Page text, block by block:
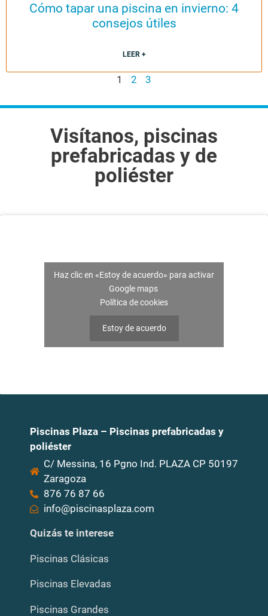
Cómo tapar una piscina en invierno: 4
consejos útiles
LEER +
1 2 3
Visítanos, piscinas
prefabricadas y de
poliéster
Haz clic en «Estoy de acuerdo» para activar
Google maps
Política de cookies
Estoy de acuerdo
Piscinas Plaza – Piscinas prefabricadas y
poliéster
C/ Messina, 16 Pgno Ind. PLAZA CP 50197
Zaragoza
876 76 87 66
info@piscinasplaza.com
Quizás te interese
Piscinas Clásicas
Piscinas Elevadas
Piscinas Grandes